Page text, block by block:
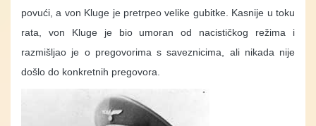
povući, a von Kluge je pretrpeo velike gubitke. Kasnije u toku
rata, von Kluge je bio umoran od nacističkog režima i
razmišljao je o pregovorima s saveznicima, ali nikada nije
došlo do konkretnih pregovora.